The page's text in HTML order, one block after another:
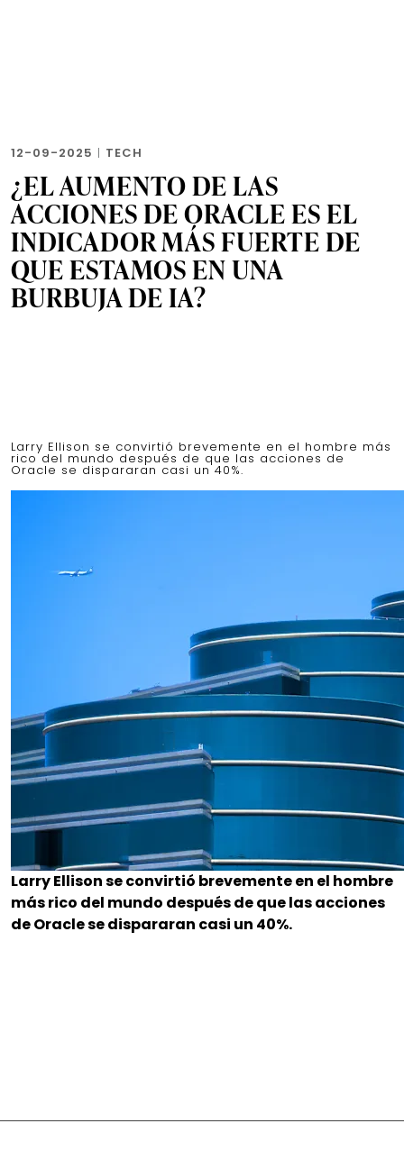
12-09-2025 | TECH
¿EL AUMENTO DE LAS
ACCIONES DE ORACLE ES EL
INDICADOR MÁS FUERTE DE
QUE ESTAMOS EN UNA
BURBUJA DE IA?
Larry Ellison se convirtió brevemente en el hombre más
rico del mundo después de que las acciones de
Oracle se dispararan casi un 40%.
Larry Ellison se convirtió brevemente en el hombre
más rico del mundo después de que las acciones
de Oracle se dispararan casi un 40%.